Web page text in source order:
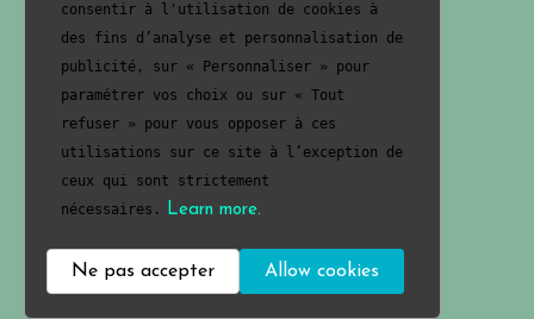
consentir à l'utilisation de cookies à
des fins d’analyse et personnalisation de
publicité, sur « Personnaliser » pour
paramétrer vos choix ou sur « Tout
refuser » pour vous opposer à ces
utilisations sur ce site à l’exception de
ceux qui sont strictement
nécessaires.
Learn more.
Allow cookies
Ne pas accepter